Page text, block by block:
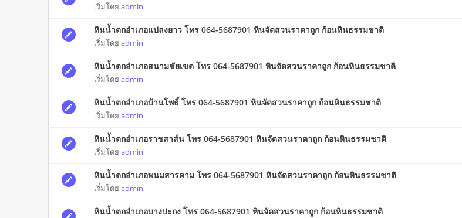
เริ่มโดยadmin
หินน้ำตกอำเภอแปลงยาว โทร 064-5687901 หินจัดสวนราคาถูก ก้อนหินธรรมชาติ
เริ่มโดยadmin
หินน้ำตกอำเภอสนามชัยเขต โทร 064-5687901 หินจัดสวนราคาถูก ก้อนหินธรรมชาติ
เริ่มโดยadmin
หินน้ำตกอำเภอบ้านโพธิ์ โทร 064-5687901 หินจัดสวนราคาถูก ก้อนหินธรรมชาติ
เริ่มโดยadmin
หินน้ำตกอำเภอราชสาส์น โทร 064-5687901 หินจัดสวนราคาถูก ก้อนหินธรรมชาติ
เริ่มโดยadmin
หินน้ำตกอำเภอพนมสารคาม โทร 064-5687901 หินจัดสวนราคาถูก ก้อนหินธรรมชาติ
เริ่มโดยadmin
หินน้ำตกอำเภอบางปะกง โทร 064-5687901 หินจัดสวนราคาถูก ก้อนหินธรรมชาติ